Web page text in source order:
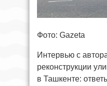
Фото: Gazeta
Интервью с
реконструкции
в Ташкенте: